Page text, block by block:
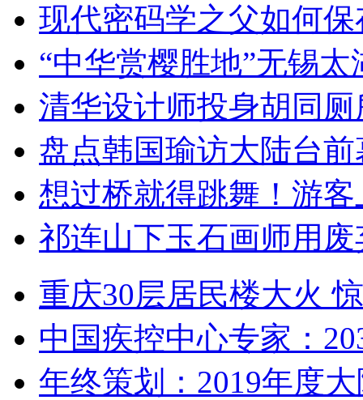
现代密码学之父如何
“中华赏樱胜地”无锡
清华设计师投身胡同
盘点韩国瑜访大陆台
想过桥就得跳舞！游客
祁连山下玉石画师用
重庆30层居民楼大火
中国疾控中心专家：
年终策划：2019年度